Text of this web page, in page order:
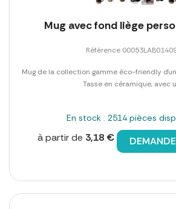
Mug avec fond liège
Référence
Mug de la collection gamme éco-friendly
Tasse en céramique, avec
En stock : 2514 pièces
à partir de 3,18 €